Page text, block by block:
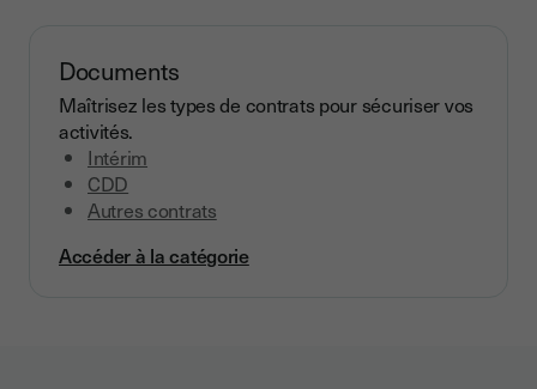
Documents
Maîtrisez les types de contrats pour sécuriser vos
activités.
Intérim
CDD
Autres contrats
Accéder à la catégorie